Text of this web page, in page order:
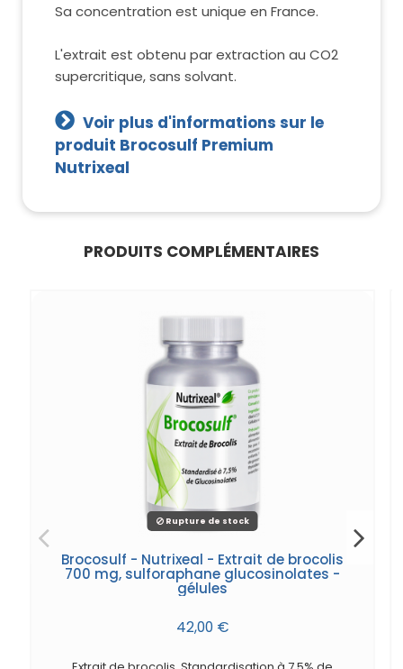
Sa concentration est unique en France.
L'extrait est obtenu par extraction au CO2
supercritique, sans solvant.
Voir plus d'informations sur le
produit Brocosulf Premium
Nutrixeal
PRODUITS COMPLÉMENTAIRES
Rupture de stock
Brocosulf - Nutrixeal - Extrait de brocolis
700 mg, sulforaphane glucosinolates -
gélules
42,00 €